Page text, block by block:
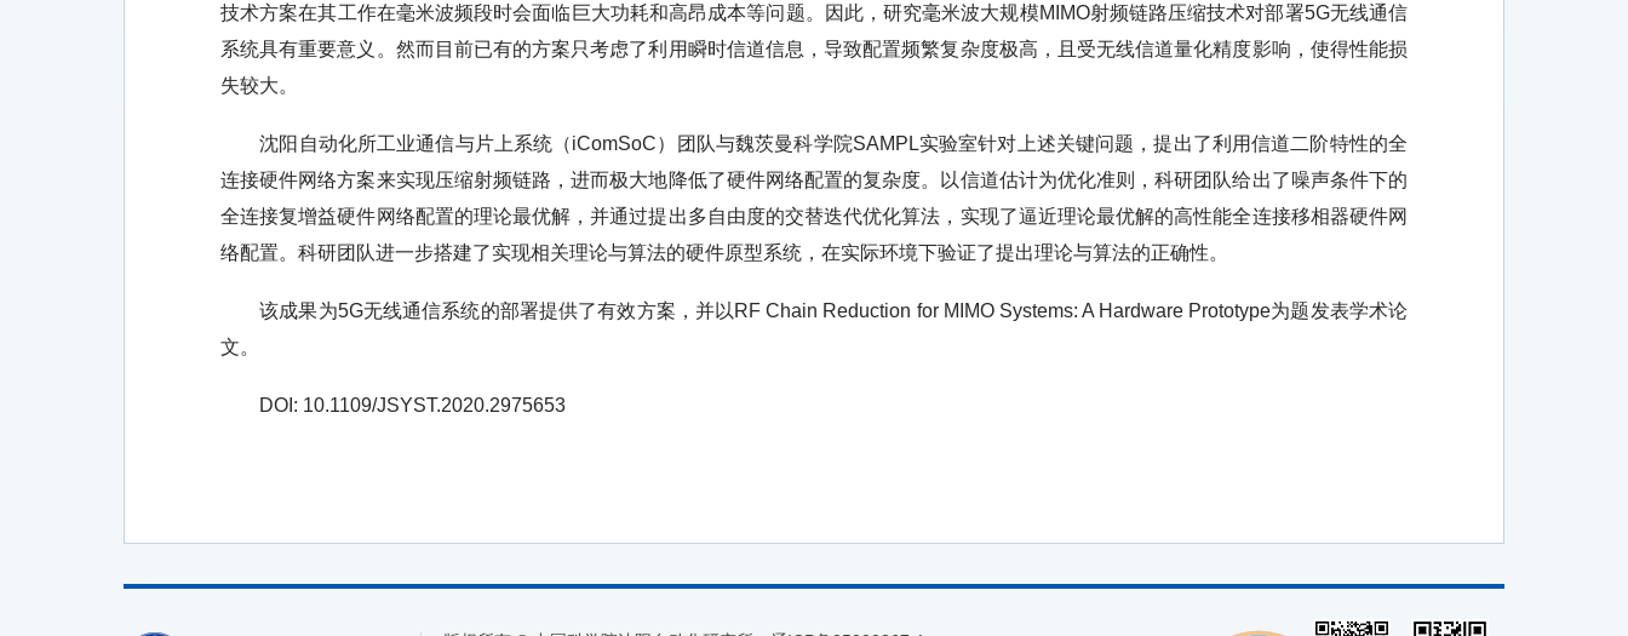
技术方案在其工作在毫米波频段时会面临巨大功耗和高昂成本等问题。因此，研究毫米波大规模MIMO射频链路压缩技术对部署5G无线通信
系统具有重要意义。然而目前已有的方案只考虑了利用瞬时信道信息，导致配置频繁复杂度极高，且受无线信道量化精度影响，使得性能损
失较大。
沈阳自动化所工业通信与片上系统（iComSoC）团队与魏茨曼科学院SAMPL实验室针对上述关键问题，提出了利用信道二阶特性的全
连接硬件网络方案来实现压缩射频链路，进而极大地降低了硬件网络配置的复杂度。以信道估计为优化准则，科研团队给出了噪声条件下的
全连接复增益硬件网络配置的理论最优解，并通过提出多自由度的交替迭代优化算法，实现了逼近理论最优解的高性能全连接移相器硬件网
络配置。科研团队进一步搭建了实现相关理论与算法的硬件原型系统，在实际环境下验证了提出理论与算法的正确性。
该成果为5G无线通信系统的部署提供了有效方案，并以RF Chain Reduction for MIMO Systems: A Hardware Prototype为题发表学术论
文。
DOI: 10.1109/JSYST.2020.2975653